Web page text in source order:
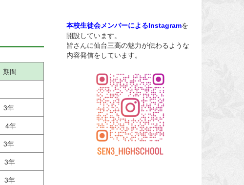
期間
3年
4年
3年
3年
3年
本校生徒会メンバーによるInstagramを
開設しています。
皆さんに仙台三高の魅力が伝わるような
内容発信をしています。